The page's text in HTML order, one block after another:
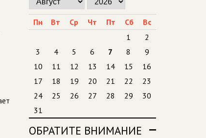
Пн Вт Ср Чт Пт Сб
Вс
1
2
3
4 5 6 7 8
9
10
11 12 13 14 15
16
17
18 19 20 21 22
23
24
25 26 27 28 29
30
31
ОБРАТИТЕ ВНИМАНИЕ